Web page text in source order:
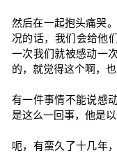
然后在一起抱头痛哭
况的话，我们会给他
一次我们就被感动一
的，就觉得这个啊，
有一件事情不能说感
是这么一回事，他是
呃，有蛮久了十几年